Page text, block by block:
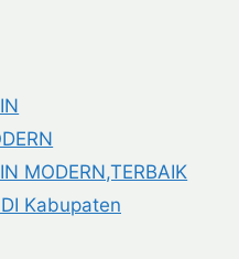
MODERN,TERBAIK
Kabupaten